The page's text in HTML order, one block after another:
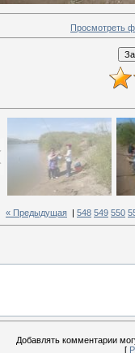
Просмотреть
« Предыдущая 548 549 550
Добавлять комментарии
[